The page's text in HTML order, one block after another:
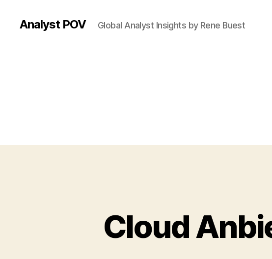
Analyst POV Global Analyst Insights by Rene Buest
Cloud